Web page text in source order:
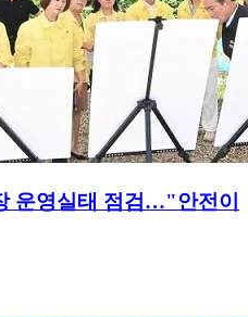
운영실태 점검…"안전이